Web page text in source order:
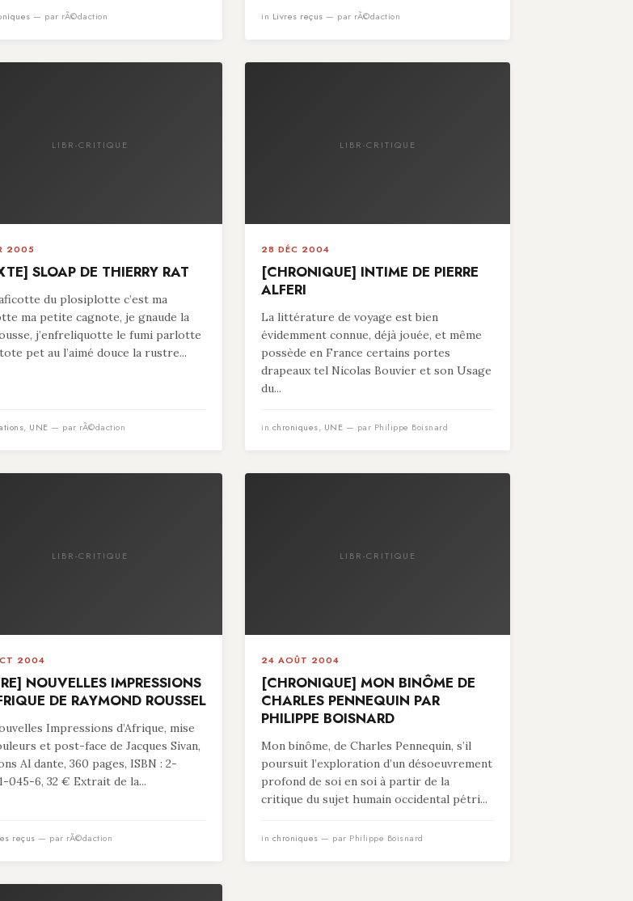
— par rÃ©daction in Livres reçus — par rÃ©daction
LIBR-CRITIQUE
2005
SLOAP DE THIERRY RAT
du plosiplotte c’est ma
ma petite cagnote, je gnaude la
j’enfreliquotte le fumi parlotte
pet au l’aimé douce la rustre...
, UNE — par rÃ©daction
LIBR-CRITIQUE
28 DÉC 2004
[CHRONIQUE] INTIME DE PIERRE
ALFERI
La littérature de voyage est bien
évidemment connue, déjà jouée, et même
possède en France certains portes
drapeaux tel Nicolas Bouvier et son Usage
du...
in chroniques, UNE — par Philippe Boisnard
LIBR-CRITIQUE
2004
NOUVELLES IMPRESSIONS
DE RAYMOND ROUSSEL
Impressions d’Afrique, mise
et post-face de Jacques Sivan,
Al dante, 360 pages, ISBN : 2-
045-6, 32 € Extrait de la...
reçus — par rÃ©daction
LIBR-CRITIQUE
24 AOÛT 2004
[CHRONIQUE] MON BINÔME DE
CHARLES PENNEQUIN PAR
PHILIPPE BOISNARD
Mon binôme, de Charles Pennequin, s’il
poursuit l’exploration d’un désoeuvrement
profond de soi en soi à partir de la
critique du sujet humain occidental pétri...
in chroniques — par Philippe Boisnard